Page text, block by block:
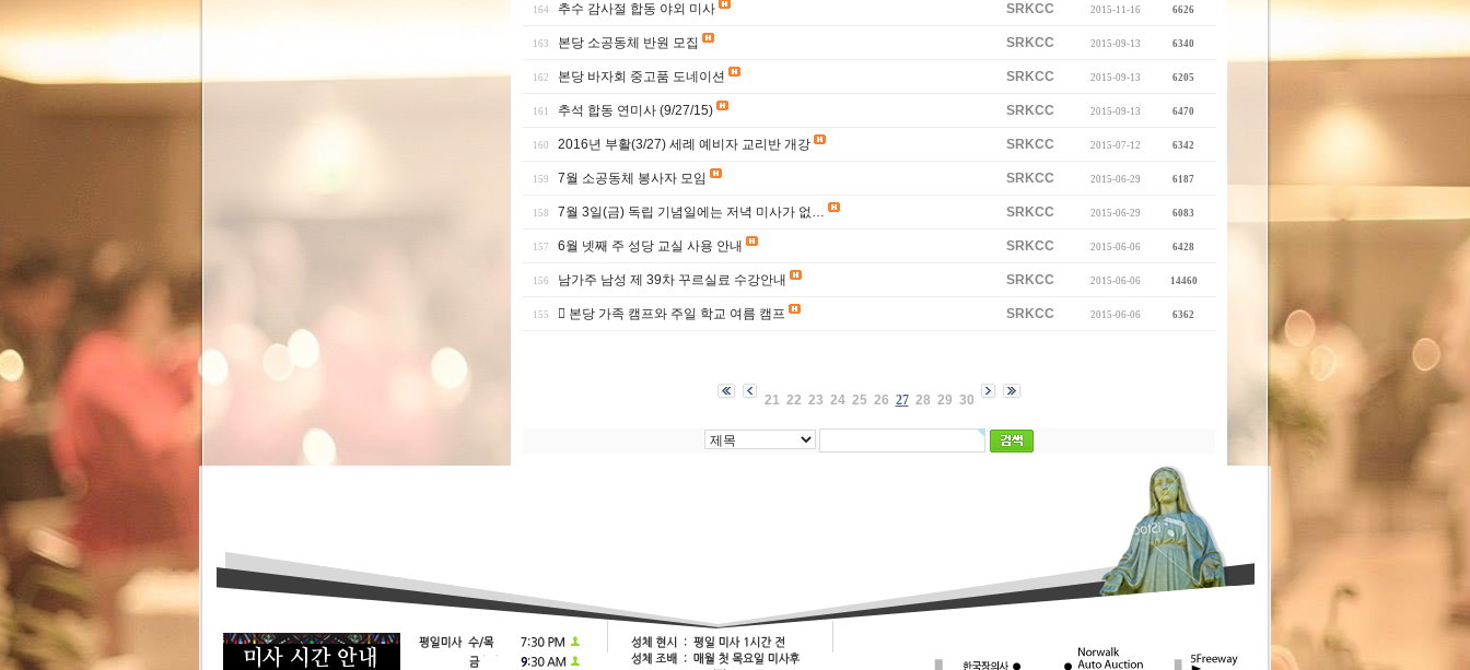
164 추수 감사절 합동 야외 미사 SRKCC 2015-11-16 6626
163 본당 소공동체 반원 모집 SRKCC 2015-09-13 6340
162 본당 바자회 중고품 도네이션 SRKCC 2015-09-13 6205
161 추석 합동 연미사 (9/27/15) SRKCC 2015-09-13 6470
160 2016년 부활(3/27) 세례 예비자 교리반 개강 SRKCC 2015-07-12 6342
159 7월 소공동체 봉사자 모임 SRKCC 2015-06-29 6187
158 7월 3일(금) 독립 기념일에는 저녁 미사가 없… SRKCC 2015-06-29 6083
157 6월 넷째 주 성당 교실 사용 안내 SRKCC 2015-06-06 6428
156 남가주 남성 제 39차 꾸르실료 수강안내 SRKCC 2015-06-06 14460
155  본당 가족 캠프와 주일 학교 여름 캠프 SRKCC 2015-06-06 6362
21 22 23 24 25 26 27 28 29 30